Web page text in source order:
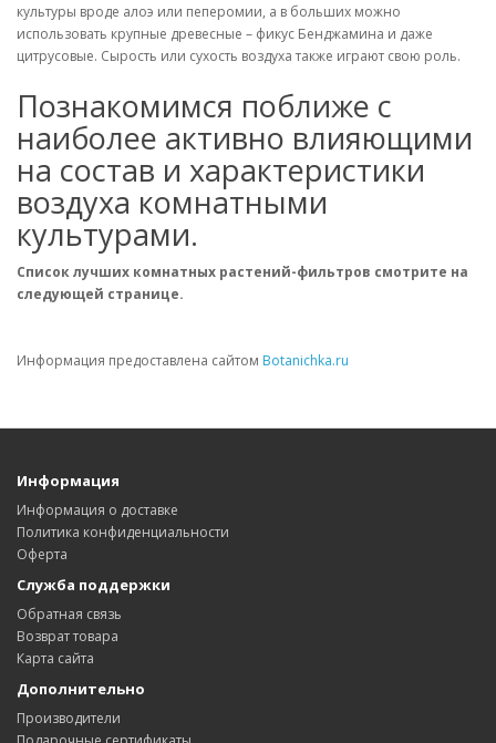
культуры вроде алоэ или пеперомии, а в больших можно
использовать крупные древесные – фикус Бенджамина и даже
цитрусовые. Сырость или сухость воздуха также играют свою роль.
Познакомимся поближе с
наиболее активно влияющими
на состав и характеристики
воздуха комнатными
культурами.
Список лучших комнатных растений-фильтров смотрите на
следующей странице.
Информация предоставлена сайтом Botanichka.ru
Информация
Информация о доставке
Политика конфиденциальности
Оферта
Служба поддержки
Обратная связь
Возврат товара
Карта сайта
Дополнительно
Производители